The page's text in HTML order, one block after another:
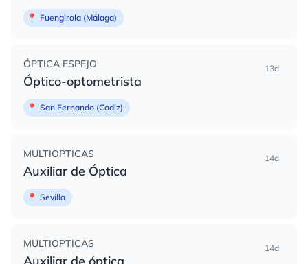
📍 Fuengirola (Málaga)
ÓPTICA ESPEJO
Óptico-optometrista
13d
📍 San Fernando (Cadiz)
MULTIOPTICAS
Auxiliar de Óptica
14d
📍 Sevilla
MULTIOPTICAS 14d